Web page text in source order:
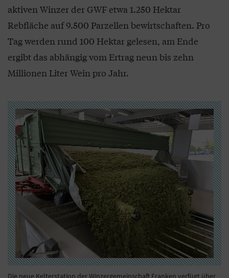
aktiven Winzer der GWF etwa 1.250 Hektar
Rebfläche auf 9.500 Parzellen bewirtschaften. Pro
Tag werden rund 100 Hektar gelesen, am Ende
ergibt das abhängig vom Ertrag neun bis zehn
Millionen Liter Wein pro Jahr.
Die neue Kelterstation der Winzergemeinschaft Franken verfügt über